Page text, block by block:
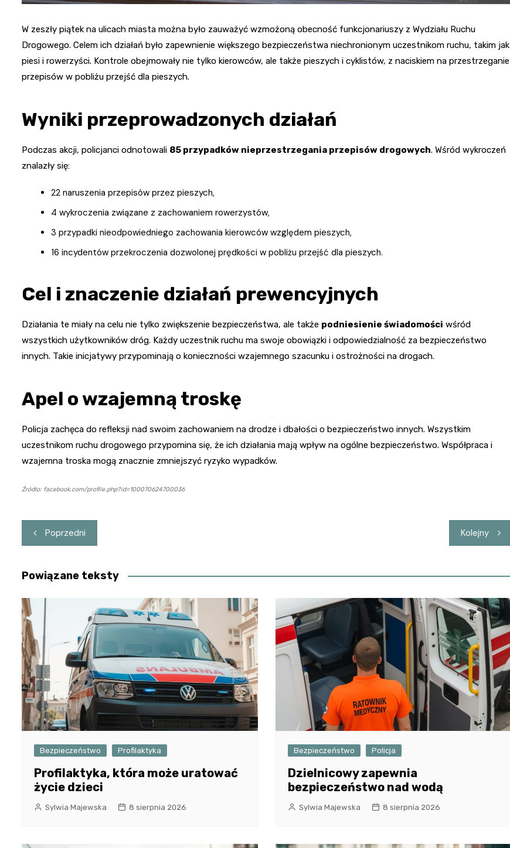
W zeszły piątek na ulicach miasta można było zauważyć wzmożoną obecność funkcjonariuszy z Wydziału Ruchu
Drogowego. Celem ich działań było zapewnienie większego bezpieczeństwa niechronionym uczestnikom ruchu, takim jak
piesi i rowerzyści. Kontrole obejmowały nie tylko kierowców, ale także pieszych i cyklistów, z naciskiem na przestrzeganie
przepisów w pobliżu przejść dla pieszych.
Wyniki przeprowadzonych działań
Podczas akcji, policjanci odnotowali 85 przypadków nieprzestrzegania przepisów drogowych. Wśród wykroczeń
znalazły się:
22 naruszenia przepisów przez pieszych,
4 wykroczenia związane z zachowaniem rowerzystów,
3 przypadki nieodpowiedniego zachowania kierowców względem pieszych,
16 incydentów przekroczenia dozwolonej prędkości w pobliżu przejść dla pieszych.
Cel i znaczenie działań prewencyjnych
Działania te miały na celu nie tylko zwiększenie bezpieczeństwa, ale także podniesienie świadomości wśród
wszystkich użytkowników dróg. Każdy uczestnik ruchu ma swoje obowiązki i odpowiedzialność za bezpieczeństwo
innych. Takie inicjatywy przypominają o konieczności wzajemnego szacunku i ostrożności na drogach.
Apel o wzajemną troskę
Policja zachęca do refleksji nad swoim zachowaniem na drodze i dbałości o bezpieczeństwo innych. Wszystkim
uczestnikom ruchu drogowego przypomina się, że ich działania mają wpływ na ogólne bezpieczeństwo. Współpraca i
wzajemna troska mogą znacznie zmniejszyć ryzyko wypadków.
Źródło: facebook.com/profile.php?id=100070624700036
Nawigacja
wpisu
Poprzedni Kolejny
Powiązane teksty
Bezpieczeństwo Profilaktyka
Profilaktyka, która może uratować
życie dzieci
Sylwia Majewska 8 sierpnia 2026
Bezpieczeństwo Policja
Dzielnicowy zapewnia
bezpieczeństwo nad wodą
Sylwia Majewska 8 sierpnia 2026